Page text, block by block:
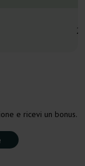
e ricevi un bonus.